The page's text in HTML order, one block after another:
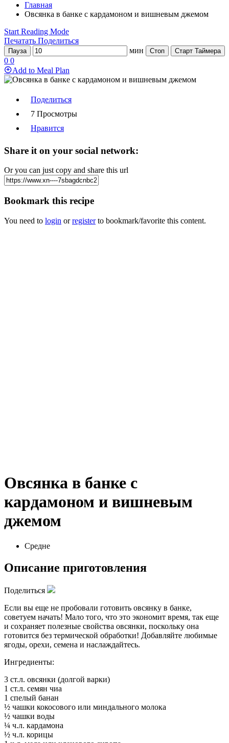
Главная
Овсянка в банке с кардамоном и вишневым джемом
Start Reading Mode
Печатать Поделиться
Пауза мин Стоп Старт Таймера
0 0
Add to Meal Plan
Поделиться
7 Просмотры
Нравится
Share it on your social network:
Or you can just copy and share this url
Bookmark this recipe
You need to login orregisterto bookmark/favorite this content.
Овсянка в банке с
кардамоном и вишневым
джемом
Средне
Описание приготовления
Поделиться
Если вы еще не пробовали готовить овсянку в банке,
советуем начать! Мало того, что это экономит время, так еще
и сохраняет полезные свойства овсянки, поскольку она
готовится без термической обработки! Добавляйте любимые
ягоды, орехи, семена и наслаждайтесь.
Ингредиенты:
3 ст.л. овсянки (долгой варки)
1 ст.л. семян чиа
1 спелый банан
½ чашки кокосового или миндального молока
½ чашки воды
¼ ч.л. кардамона
½ ч.л. корицы